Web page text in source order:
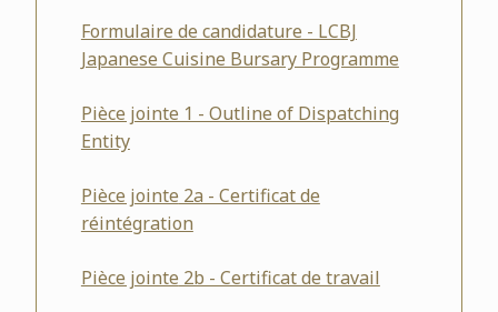
Formulaire de candidature - LCBJ
Japanese Cuisine Bursary Programme
Pièce jointe 1 - Outline of Dispatching
Entity
Pièce jointe 2a - Certificat de
réintégration
Pièce jointe 2b - Certificat de travail